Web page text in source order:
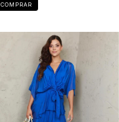
COMPRAR